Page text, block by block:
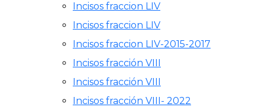
Incisos fraccion LIV
Incisos fraccion LIV
Incisos fraccion LIV-2015-2017
Incisos fracción VIII
Incisos fracción VIII
Incisos fracción VIII- 2022